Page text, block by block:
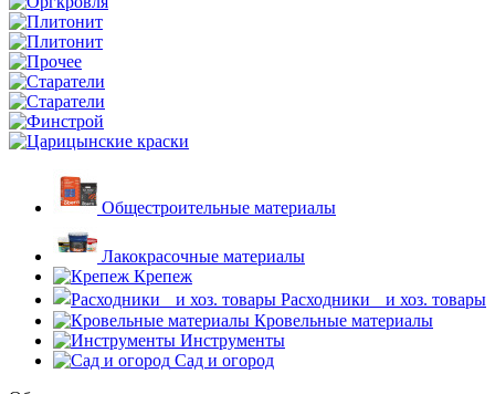
Общестроительные материалы
Лакокрасочные материалы
Крепеж
Расходники и хоз. товары
Кровельные материалы
Инструменты
Сад и огород